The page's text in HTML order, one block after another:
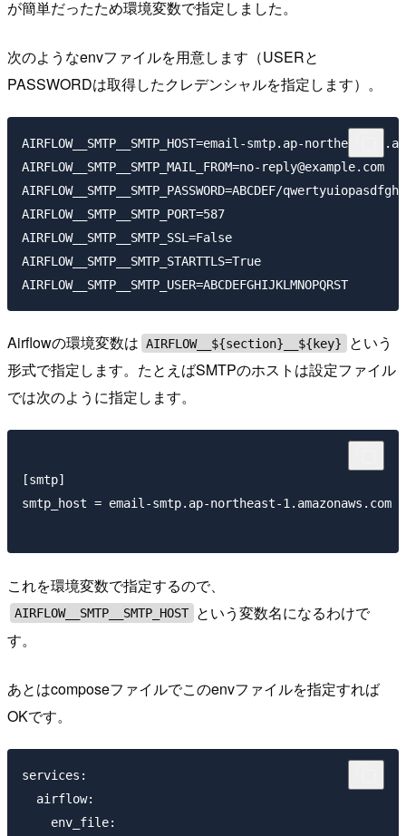
が簡単だったため環境変数で指定しました。
次のようなenvファイルを用意します（USERと
PASSWORDは取得したクレデンシャルを指定します）。
AIRFLOW__SMTP__SMTP_HOST=email-smtp.ap-northeast-
AIRFLOW__SMTP__SMTP_MAIL_FROM=no-reply@example.com
AIRFLOW__SMTP__SMTP_PASSWORD=ABCDEF/
AIRFLOW__SMTP__SMTP_PORT=587
AIRFLOW__SMTP__SMTP_SSL=False
AIRFLOW__SMTP__SMTP_STARTTLS=True
Airflowの環境変数は AIRFLOW__${section}__${key}
という
形式で指定します。たとえばSMTPのホストは設定ファイル
では次のように指定します。
[smtp]
smtp_host = email-smtp.ap-northeast-1.amazonaws.com
これを環境変数で指定するので、
AIRFLOW__SMTP__SMTP_HOST
という変数名になるわけで
す。
あとはcomposeファイルでこのenvファイルを指定すれば
OKです。
services:
  airflow:
    env_file: